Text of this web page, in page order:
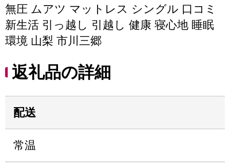
無圧 ムアツ マットレス シングル 口コミ
新生活 引っ越し 引越し 健康 寝心地 睡眠
環境 山梨 市川三郷
返礼品の詳細
配送
常温